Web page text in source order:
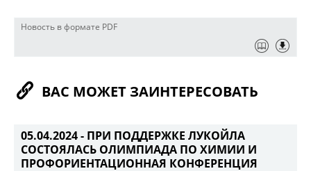
Новость в формате PDF
ВАС МОЖЕТ ЗАИНТЕРЕСОВАТЬ
05.04.2024 - ПРИ ПОДДЕРЖКЕ ЛУКОЙЛА
СОСТОЯЛАСЬ ОЛИМПИАДА ПО ХИМИИ И
ПРОФОРИЕНТАЦИОННАЯ КОНФЕРЕНЦИЯ